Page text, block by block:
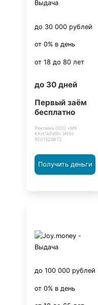
до 30 000 рублей
от 0% в день
от 18 до 80 лет
до 30 дней
Первый заём
бесплатно
Реклама ООО «МК
КАНГАРИЯ» ИНН
9201526872
Получить деньги
до 100 000 рублей
от 0% в день